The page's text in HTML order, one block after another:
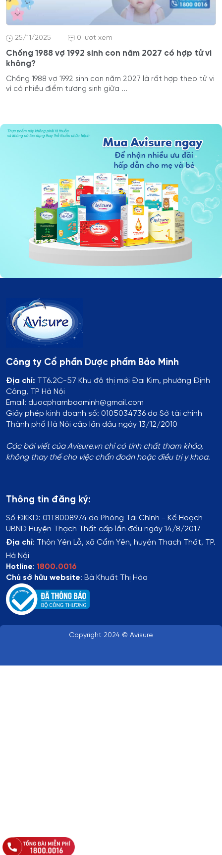
25/11/2025 0 lượt xem
Chồng 1988 vợ 1992 sinh con năm 2027 có hợp tử vi
không?
Chồng 1988 vợ 1992 sinh con năm 2027 là rất hợp theo tử vi
vì có nhiều điểm tương sinh giữa ...
Công ty Cổ phần Dược phẩm Bảo Minh
Địa chỉ: TT6.2C-57 Khu đô thị mới Đại Kim, phường Định
Công, TP Hà Nội
Email: duocphambaominh@gmail.com
Giấy phép kinh doanh số: 0105034736 do Sở tài chính
Thành phố Hà Nội cấp lần đầu ngày 13/12/2010
Các bài viết của Avisure.vn chỉ có tính chất tham khảo,
không thay thế cho việc chẩn đoán hoặc điều trị y khoa.
Thông tin đăng ký:
Số ĐKKD: 01T8008974 do Phòng Tài Chính - Kế Hoạch
UBND Huyện Thạch Thất cấp lần đầu ngày 14/8/2017
Địa chỉ: Thôn Yên Lỗ, xã Cẩm Yên, huyện Thạch Thất, TP.
Hà Nội
Hotline: 1800.0016
Chủ sở hữu website: Bà Khuất Thị Hòa
Copyright 2024 © Avisure